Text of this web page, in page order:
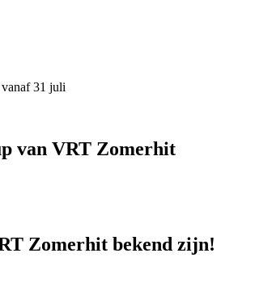
31 juli
van VRT Zomerhit
Zomerhit bekend zijn!